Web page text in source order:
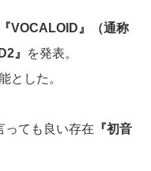
『VOCALOID』（通称
』
を発表。
とした。
っても良い存在 『初音